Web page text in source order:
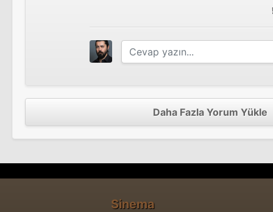
Daha Fazla Yorum Yükle
Sinema